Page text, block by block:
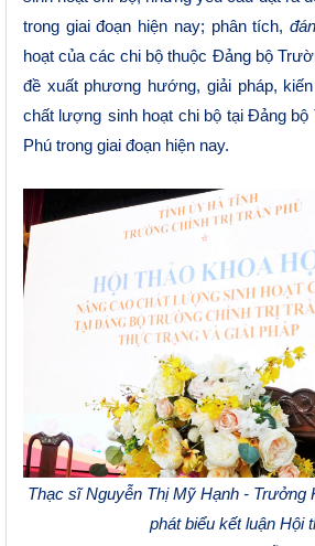
trong giai đoạn hiện nay; phân tích,
hoạt của cácchi bộ thuộc Đảngbộ
đề xuất phương hướng, giải pháp,
chất lượng sinh hoạt chi bộ tại Đảng
Phú trong giai đoạn hiện nay.
Thạc sĩ Nguyễn Thị Mỹ Hạnh - Trưởng
phát biểu kết luận Hội